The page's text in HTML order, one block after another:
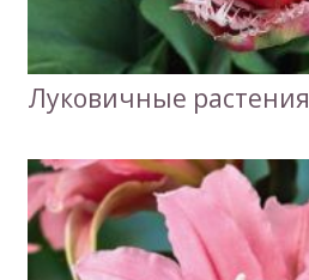
Луковичные растения